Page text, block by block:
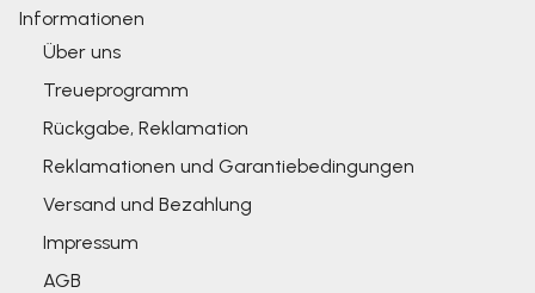
Informationen
Über uns
Treueprogramm
Rückgabe, Reklamation
Reklamationen und Garantiebedingungen
Versand und Bezahlung
Impressum
AGB